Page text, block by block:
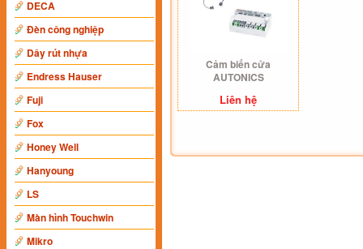
DECA
Đèn công nghiệp
Dây rút nhựa
Endress Hauser
Fuji
Fox
Honey Well
Hanyoung
LS
Màn hình Touchwin
Mikro
Cảm biến cửa
AUTONICS
Liên hệ